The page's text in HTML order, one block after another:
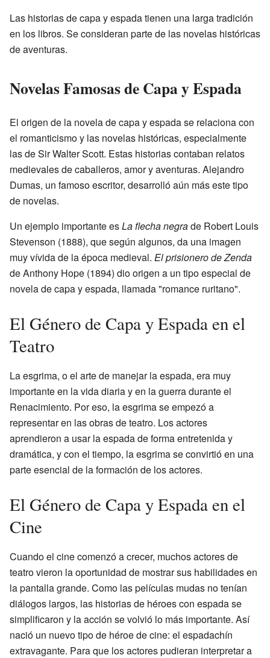
Las historias de capa y espada tienen una larga tradición
en los libros. Se consideran parte de las novelas históricas
de aventuras.
Novelas Famosas de Capa y Espada
El origen de la novela de capa y espada se relaciona con
el romanticismo y las novelas históricas, especialmente
las de Sir Walter Scott. Estas historias contaban relatos
medievales de caballeros, amor y aventuras. Alejandro
Dumas, un famoso escritor, desarrolló aún más este tipo
de novelas.
Un ejemplo importante esLa flecha negrade Robert Louis
Stevenson (1888), que según algunos, da una imagen
muy vívida de la época medieval. El prisionero de Zenda
de Anthony Hope (1894) dio origen a un tipo especial de
novela de capa y espada, llamada "romance ruritano".
El Género de Capa y Espada en el
Teatro
La esgrima, o el arte de manejar la espada, era muy
importante en la vida diaria y en la guerra durante el
Renacimiento. Por eso, la esgrima se empezó a
representar en las obras de teatro. Los actores
aprendieron a usar la espada de forma entretenida y
dramática, y con el tiempo, la esgrima se convirtió en una
parte esencial de la formación de los actores.
El Género de Capa y Espada en el
Cine
Cuando el cine comenzó a crecer, muchos actores de
teatro vieron la oportunidad de mostrar sus habilidades en
la pantalla grande. Como las películas mudas no tenían
diálogos largos, las historias de héroes con espada se
simplificaron y la acción se volvió lo más importante. Así
nació un nuevo tipo de héroe de cine: el espadachín
extravagante. Para que los actores pudieran interpretar a